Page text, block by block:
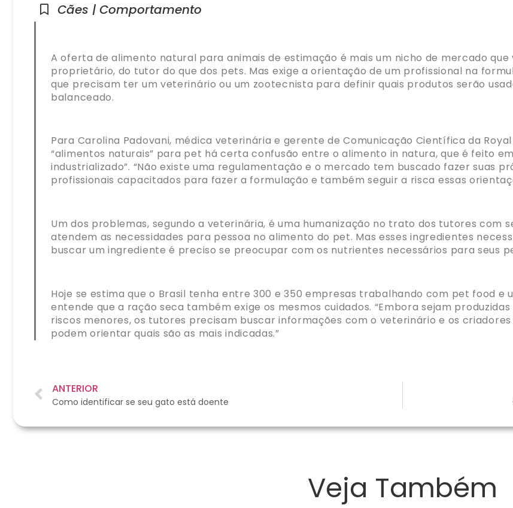
Cães | Comportamento
A oferta de alimento natural para animais de estimação é mais um nicho de mercado
proprietário, do tutor do que dos pets. Mas exige a orientação de um profissional na
que precisam ter um veterinário ou um zootecnista para definir quais produtos serão
balanceado.
Para Carolina Padovani, médica veterinária e gerente de Comunicação Científica da
“alimentos naturais” para pet há certa confusão entre o alimento in natura, que é feito
industrializado”. “Não existe uma regulamentação e o mercado tem buscado fazer suas
profissionais capacitados para fazer a formulação e também seguir a risca essas
Um dos problemas, segundo a veterinária, é uma humanização no trato dos tutores com
atendem as necessidades para pessoa no alimento do pet. Mas esses ingredientes
buscar um ingrediente é preciso se preocupar com os nutrientes necessários para seus
Hoje se estima que o Brasil tenha entre 300 e 350 empresas trabalhando com pet food e
entende que a ração seca também exige os mesmos cuidados. “Embora sejam
riscos menores, os tutores precisam buscar informações com o veterinário e os
podem orientar quais são as mais indicadas.”
ANTERIOR
Como identificar se seu gato está doente
Veja Também